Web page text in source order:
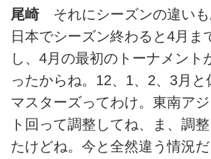
尾崎それにシーズンの違いも
日本でシーズン終わると4月ま
し、4月の最初のトーナメント
ったからね。12、1、2、3月
マスターズってわけ。東南ア
ト回って調整してね、ま、調
たけどね。今と全然違う情況